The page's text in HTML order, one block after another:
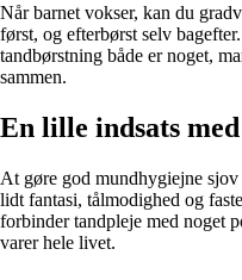
Når barnet vokser, kan du
først, og efterbørst selv
tandbørstning både er noget,
sammen.
En lille indsats
At gøre god mundhygiejne
lidt fantasi, tålmodighed og
forbinder tandpleje med noget
varer hele livet.